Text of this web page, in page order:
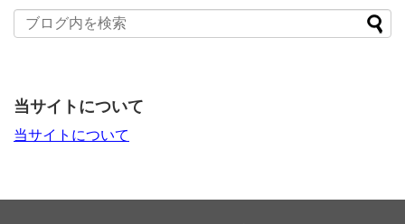
当サイトについて
当サイトについて